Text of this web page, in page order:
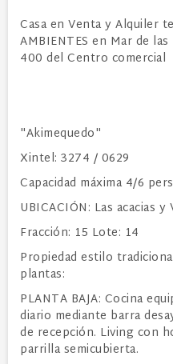
Casa en Venta y Alquiler
AMBIENTES en Mar de
400 del Centro comercial
"Akimequedo"
Xintel: 3274 / 0629
Capacidad máxima 4/6
UBICACIÓN: Las acacias
Fracción: 15 Lote: 14
Propiedad estilo
plantas:
PLANTA BAJA: Cocina
diario mediante barra
de recepción. Living con
parrilla semicubierta.